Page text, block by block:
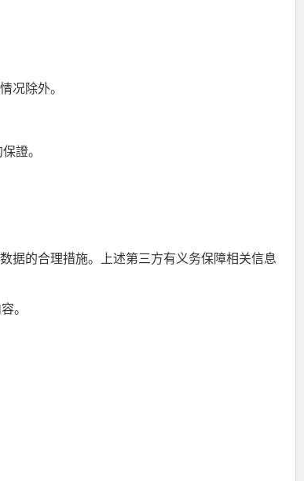
况除外。
證。
据的合理措施。上述第三方有义务保障相关信息
。